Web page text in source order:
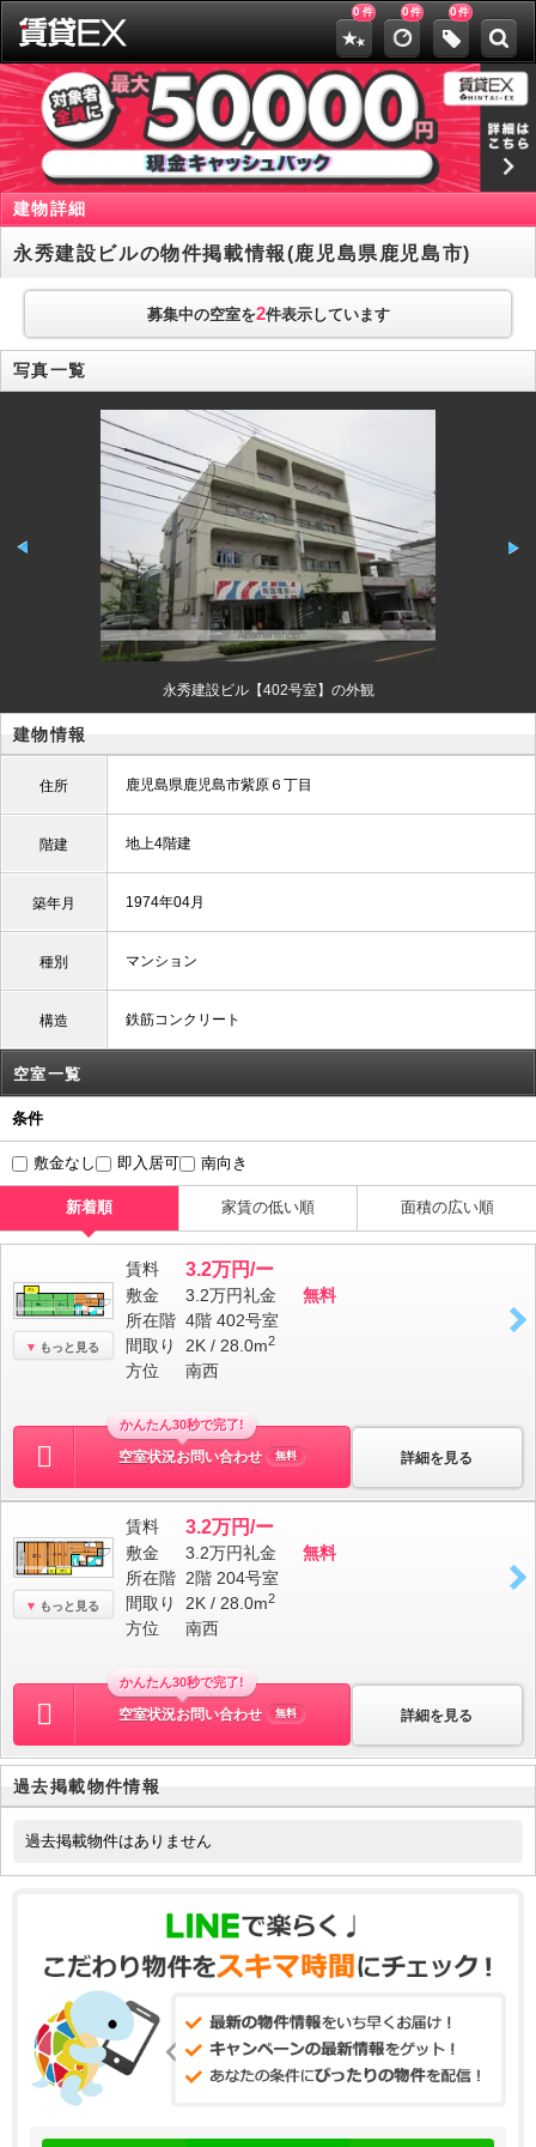
0 件 0件 0件
建物詳細
永秀建設ビルの物件掲載情報(鹿児島県鹿児島市)
募集中の空室を2件表示しています
写真一覧
永秀建設ビル【402号室】の外観
建物情報
住所 鹿児島県鹿児島市紫原６丁目
階建 地上4階建
築年月 1974年04月
種別 マンション
構造 鉄筋コンクリート
空室一覧
条件
敷金なし 即入居可 南向き
新着順 家賃の低い順 面積の広い順
もっと見る
賃料 3.2万円/ー
敷金 3.2万円礼金
無料
所在階 4階 402号室
間取り
2K / 28.0m2
方位 南西
詳細を見る
かんたん30秒で完了!
空室状況お問い合わせ 無料
もっと見る
賃料 3.2万円/ー
敷金 3.2万円礼金
無料
所在階 2階 204号室
間取り
2K / 28.0m2
方位 南西
詳細を見る
かんたん30秒で完了!
空室状況お問い合わせ 無料
過去掲載物件情報
過去掲載物件はありません